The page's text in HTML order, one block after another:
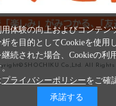
Co.,Ltd. All Rights
体験の向上およびコンテン
を目的としてCookieを使用
続された場合、Cookieの利
。
プライバシーポリシーをご確
承諾する